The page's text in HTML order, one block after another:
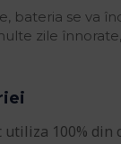
bateria se va
zile
100% din